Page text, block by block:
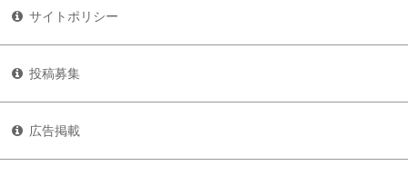
サイトポリシー
投稿募集
広告掲載